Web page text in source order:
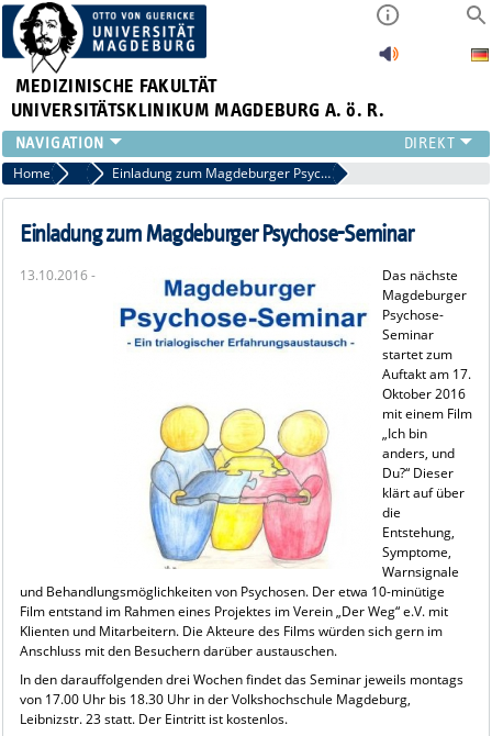
MEDIZINISCHE FAKULTÄT
UNIVERSITÄTSKLINIKUM MAGDEBURG A. ö. R.
INSTITUTE
KLINIKEN
ZENTRALE EINRICHTUNGEN
PRESSE
Home Archiv 2016 Einladung zum Magdeburger Psychose-Seminar
Einladung zum Magdeburger Psychose-Seminar
13.10.2016 -
Das nächste
Magdeburger
Psychose-
Seminar
startet zum
Auftakt am 17.
Oktober 2016
mit einem Film
„Ich bin
anders, und
Du?“ Dieser
klärt auf über
die
Entstehung,
Symptome,
Warnsignale
und Behandlungsmöglichkeiten von Psychosen. Der etwa 10-minütige
Film entstand im Rahmen eines Projektes im Verein „Der Weg“ e.V. mit
Klienten und Mitarbeitern. Die Akteure des Films würden sich gern im
Anschluss mit den Besuchern darüber austauschen.
In den darauffolgenden drei Wochen findet das Seminar jeweils montags
von 17.00 Uhr bis 18.30 Uhr in der Volkshochschule Magdeburg,
Leibnizstr. 23 statt. Der Eintritt ist kostenlos.